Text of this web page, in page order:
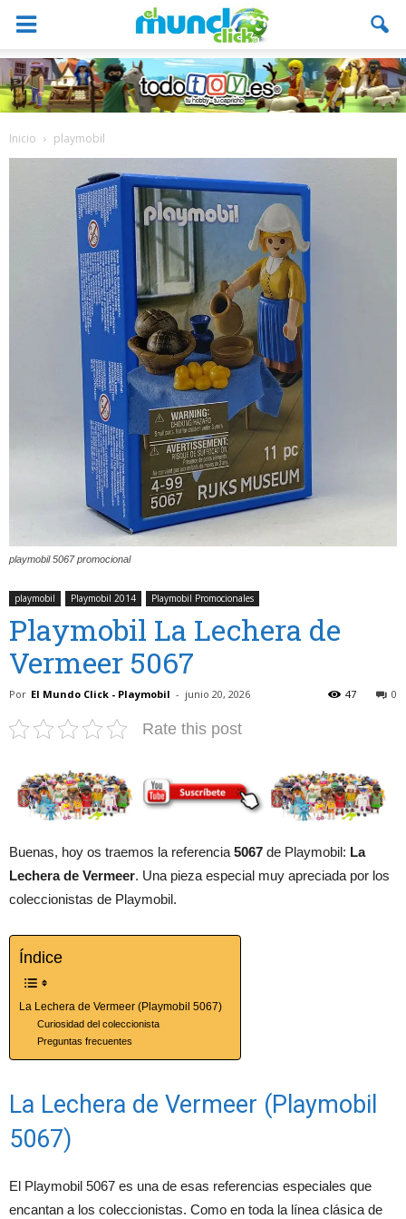
Inicio playmobil
playmobil 5067 promocional
playmobil Playmobil 2014 Playmobil Promocionales
Playmobil La Lechera de
Vermeer 5067
Por El Mundo Click - Playmobil - junio 20, 2026 0
47
Rate this post
Buenas, hoy os traemos la referencia 5067 de Playmobil: La
Lechera de Vermeer. Una pieza especial muy apreciada por los
coleccionistas de Playmobil.
Índice
La Lechera de Vermeer (Playmobil 5067)
Curiosidad del coleccionista
Preguntas frecuentes
La Lechera de Vermeer (Playmobil
5067)
El Playmobil 5067 es una de esas referencias especiales que
encantan a los coleccionistas. Como en toda la línea clásica de